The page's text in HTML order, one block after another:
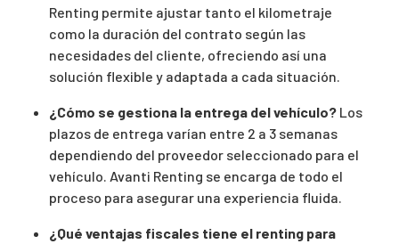
Renting permite ajustar tanto el kilometraje
como la duración del contrato según las
necesidades del cliente, ofreciendo así una
solución flexible y adaptada a cada situación.
¿Cómo se gestiona la entrega del vehículo?Los
plazos de entrega varían entre 2 a 3 semanas
dependiendo del proveedor seleccionado para el
vehículo. Avanti Renting se encarga de todo el
proceso para asegurar una experiencia fluida.
¿Qué ventajas fiscales tiene el renting para